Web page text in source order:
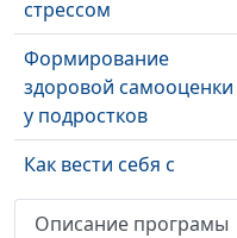
стрессом
Формирование
здоровой самооценки
у подростков
Как вести себя с
подростком в
конфликте
Описание програмы